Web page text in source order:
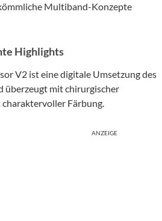
Multiband-Konzepte
Highlights
V2 ist eine digitale Umsetzung des
überzeugt mit chirurgischer
Färbung.
ANZEIGE